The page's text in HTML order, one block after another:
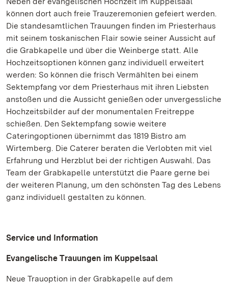
können dort auch freie Trauzeremonien gefeiert werden.
Die standesamtlichen Trauungen finden im Priesterhaus
mit seinem toskanischen Flair sowie seiner Aussicht auf
die Grabkapelle und über die Weinberge statt. Alle
Hochzeitsoptionen können ganz individuell erweitert
werden: So können die frisch Vermählten bei einem
Sektempfang vor dem Priesterhaus mit ihren Liebsten
anstoßen und die Aussicht genießen oder unvergessliche
Hochzeitsbilder auf der monumentalen Freitreppe
schießen. Den Sektempfang sowie weitere
Cateringoptionen übernimmt das 1819 Bistro am
Wirtemberg. Die Caterer beraten die Verlobten mit viel
Erfahrung und Herzblut bei der richtigen Auswahl. Das
Team der Grabkapelle unterstützt die Paare gerne bei
der weiteren Planung, um den schönsten Tag des Lebens
ganz individuell gestalten zu können.
Service und Information
Evangelische Trauungen im Kuppelsaal
Neue Trauoption in der Grabkapelle auf dem